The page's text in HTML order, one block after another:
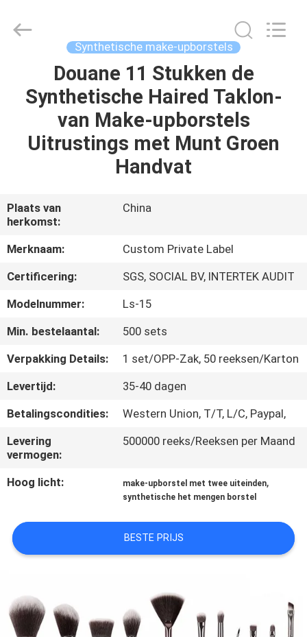
PRODUCTEN
FABRIEKSREIS
KWALITEITSCONTROLE
SITEMAP
PRIVACY
POLICY
Chanmy
Cosmetics
Synthetische make-upborstels
Douane 11 Stukken de
Synthetische Haired Taklon-
van Make-upborstels
Uitrustings met Munt Groen
Handvat
Plaats van
herkomst:
China
Merknaam:
Custom Private Label
Certificering:
SGS, SOCIAL BV, INTERTEK AUDIT
Modelnummer:
Ls-15
Min. bestelaantal:
500 sets
Verpakking Details:
1 set/OPP-Zak, 50 reeksen/Karton
Levertijd:
35-40 dagen
Betalingscondities:
Western Union, T/T, L/C, Paypal,
Levering
vermogen:
500000 reeks/Reeksen per Maand
Hoog licht: make-upborstel met twee uiteinden,
synthetische het mengen borstel
BESTE PRIJS